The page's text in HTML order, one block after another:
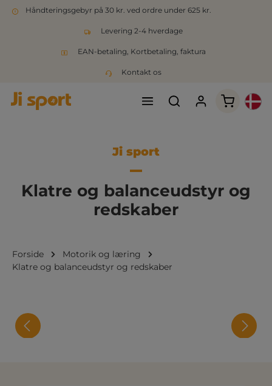
Håndteringsgebyr på 30 kr. ved ordre under 625 kr.
Levering 2-4 hverdage
EAN-betaling, Kortbetaling, faktura
Kontakt os
Ji sport
Klatre og balanceudstyr og
redskaber
Forside
Motorik og læring
Klatre og balanceudstyr og redskaber